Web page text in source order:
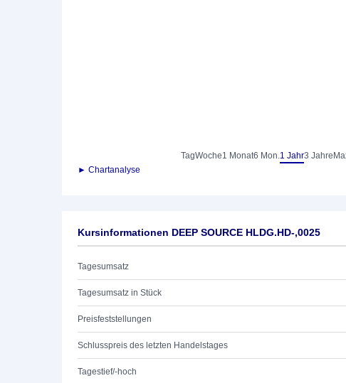
TagWoche1 Monat6 Mon.1 Jahr3 Jahre
► Chartanalyse
Kursinformationen DEEP SOURCE HLDG.HD-,0025
Tagesumsatz
Tagesumsatz in Stück
Preisfeststellungen
Schlusspreis des letzten Handelstages
Tagestief/-hoch